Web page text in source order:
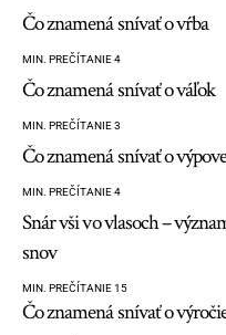
Čo znamená snívať o vŕba
MIN. PREČÍTANIE 4
Čo znamená snívať o váľok
MIN. PREČÍTANIE 3
Čo znamená snívať o
MIN. PREČÍTANIE 4
Snár vši vo vlasoch –
snov
MIN. PREČÍTANIE 15
Čo znamená snívať o